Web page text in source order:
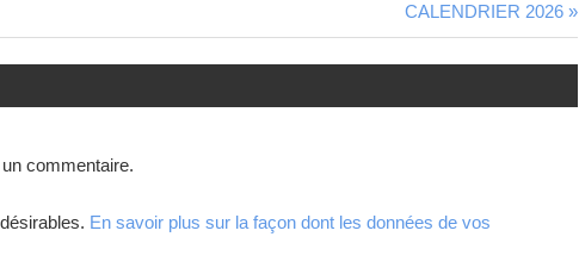
CALENDRIER 2026
commentaire.
En savoir plus sur la façon dont les données de vos